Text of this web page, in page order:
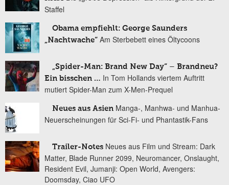
Staffel
Obama empfiehlt: George Saunders
„Nachtwache“ Am Sterbebett eines Öltycoons
„Spider-Man: Brand New Day“ – Brandneu?
Ein bisschen … In Tom Hollands viertem Auftritt
mutiert Spider-Man zum X-Men-Prequel
Neues aus Asien Manga-, Manhwa- und Manhua-
Neuerscheinungen für Sci-Fi- und Phantastik-Fans
Trailer-Notes Neues aus Film und Stream: Dark
Matter, Blade Runner 2099, Neuromancer, Onslaught,
Resident Evil, Jumanji: Open World, Avengers:
Doomsday, Ciao UFO